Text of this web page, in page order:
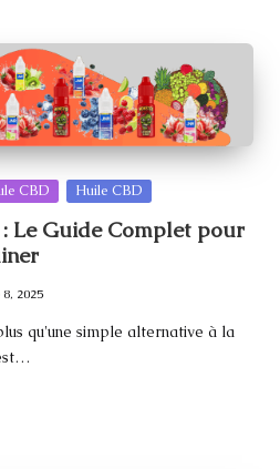
CBD Huile CBD
Le Guide Complet pour
2025
qu'une simple alternative à la